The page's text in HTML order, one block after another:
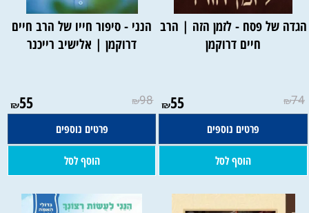
הגדה של פסח - לזמן הזה | הרב
חיים דרוקמן
₪74
₪55
פרטים נוספים
הוסף לסל
הנני - סיפור חייו של הרב חיים
דרוקמן | אלישיב רייכנר
₪98
₪55
פרטים נוספים
הוסף לסל